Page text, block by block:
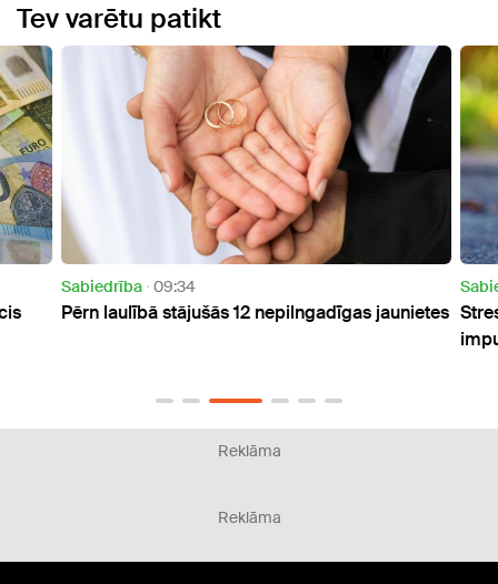
Tev varētu patikt
Sabiedrība 09:34
Pērn laulībā stājušās 12 nepilngadīgas jaunietes
Reklāma
Reklāma